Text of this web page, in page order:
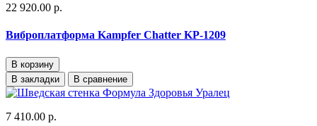
22 920.00 р.
Виброплатформа Kampfer Chatter KP-1209
В корзину
В закладки
В сравнение
7 410.00 р.